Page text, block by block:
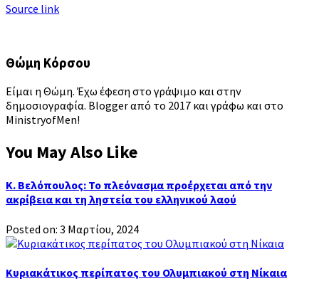
Source link
Θώμη Κόρσου
Είμαι η Θώμη. Έχω έφεση στο γράψιμο και στην
δημοσιογραφία. Blogger από το 2017 και γράφω και στο
MinistryofMen!
You May Also Like
Κ. Βελόπουλος: Το πλεόνασμα προέρχεται από την
ακρίβεια και τη ληστεία του ελληνικού λαού
Posted on: 3 Μαρτίου, 2024
Κυριακάτικος περίπατος του Ολυμπιακού στη Νίκαια